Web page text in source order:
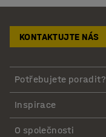
KONTAKTUJTE NÁS
Potřebujete poradit?
Inspirace
O společnosti